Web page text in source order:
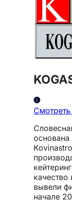
качество
вывели
начале